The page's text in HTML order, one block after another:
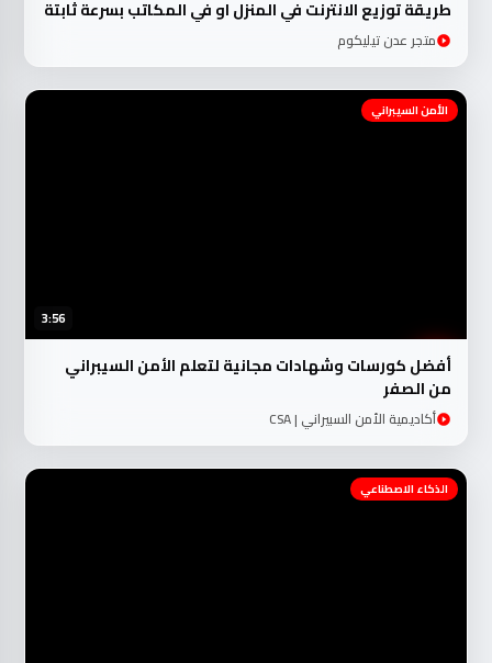
طريقة توزيع الانترنت في المنزل او في المكاتب بسرعة ثابتة
متجر عدن تيليكوم
3:56
الأمن السيبراني
أفضل كورسات وشهادات مجانية لتعلم الأمن السيبراني
من الصفر
أكاديمية الأمن السبيراني | CSA
الذكاء الاصطناعي